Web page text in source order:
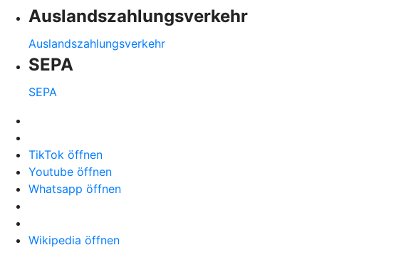
Auslandszahlungsverkehr
Auslandszahlungsverkehr
SEPA
SEPA
TikTok öffnen
Youtube öffnen
Whatsapp öffnen
Wikipedia öffnen